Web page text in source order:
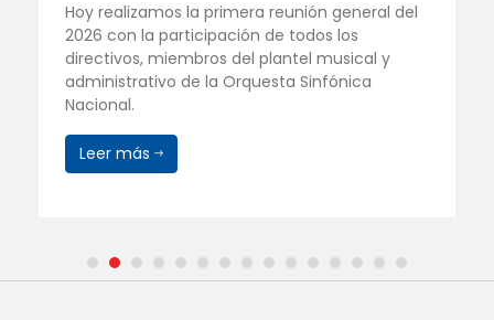
Hoy realizamos la primera reunión general del
2026 con la participación de todos los
directivos, miembros del plantel musical y
administrativo de la Orquesta Sinfónica
Nacional.
Leer más